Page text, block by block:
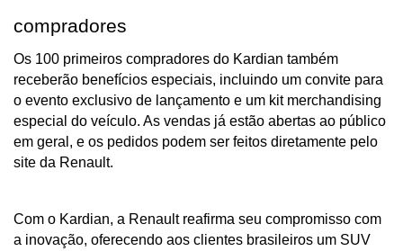
compradores
Os 100 primeiros compradores do Kardian também
receberão benefícios especiais, incluindo um convite para
o evento exclusivo de lançamento e um kit merchandising
especial do veículo. As vendas já estão abertas ao público
em geral, e os pedidos podem ser feitos diretamente pelo
site da Renault.
Com o Kardian, a Renault reafirma seu compromisso com
a inovação, oferecendo aos clientes brasileiros um SUV